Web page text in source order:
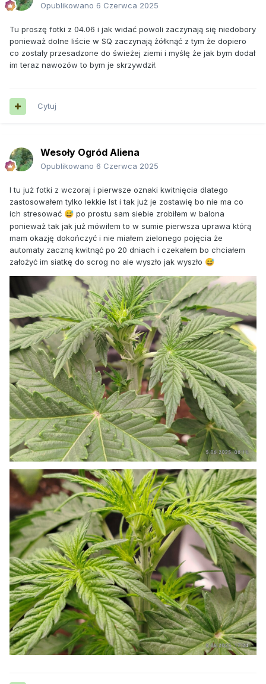
Opublikowano 6 Czerwca 2025
Tu proszę fotki z 04.06 i jak widać powoli zaczynają się niedobory
ponieważ dolne liście w SQ zaczynają żółknąć z tym że dopiero
co zostały przesadzone do świeżej ziemi i myślę że jak bym dodał
im teraz nawozów to bym je skrzywdził.
Cytuj
Wesoły Ogród Aliena
Opublikowano 6 Czerwca 2025
I tu już fotki z wczoraj i pierwsze oznaki kwitnięcia dlatego
zastosowałem tylko lekkie lst i tak już je zostawię bo nie ma co
ich stresować 😅 po prostu sam siebie zrobiłem w balona
ponieważ tak jak już mówiłem to w sumie pierwsza uprawa którą
mam okazję dokończyć i nie miałem zielonego pojęcia że
automaty zaczną kwitnąć po 20 dniach i czekałem bo chciałem
założyć im siatkę do scrog no ale wyszło jak wyszło 😅